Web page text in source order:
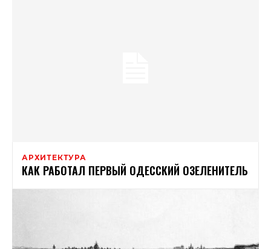
АРХИТЕКТУРА
КАК РАБОТАЛ ПЕРВЫЙ ОДЕССКИЙ ОЗЕЛЕНИТЕЛЬ